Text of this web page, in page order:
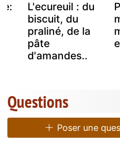
L'ecureuil : du
biscuit, du
praliné, de la
pâte
d'amandes..
Questions
Poser une